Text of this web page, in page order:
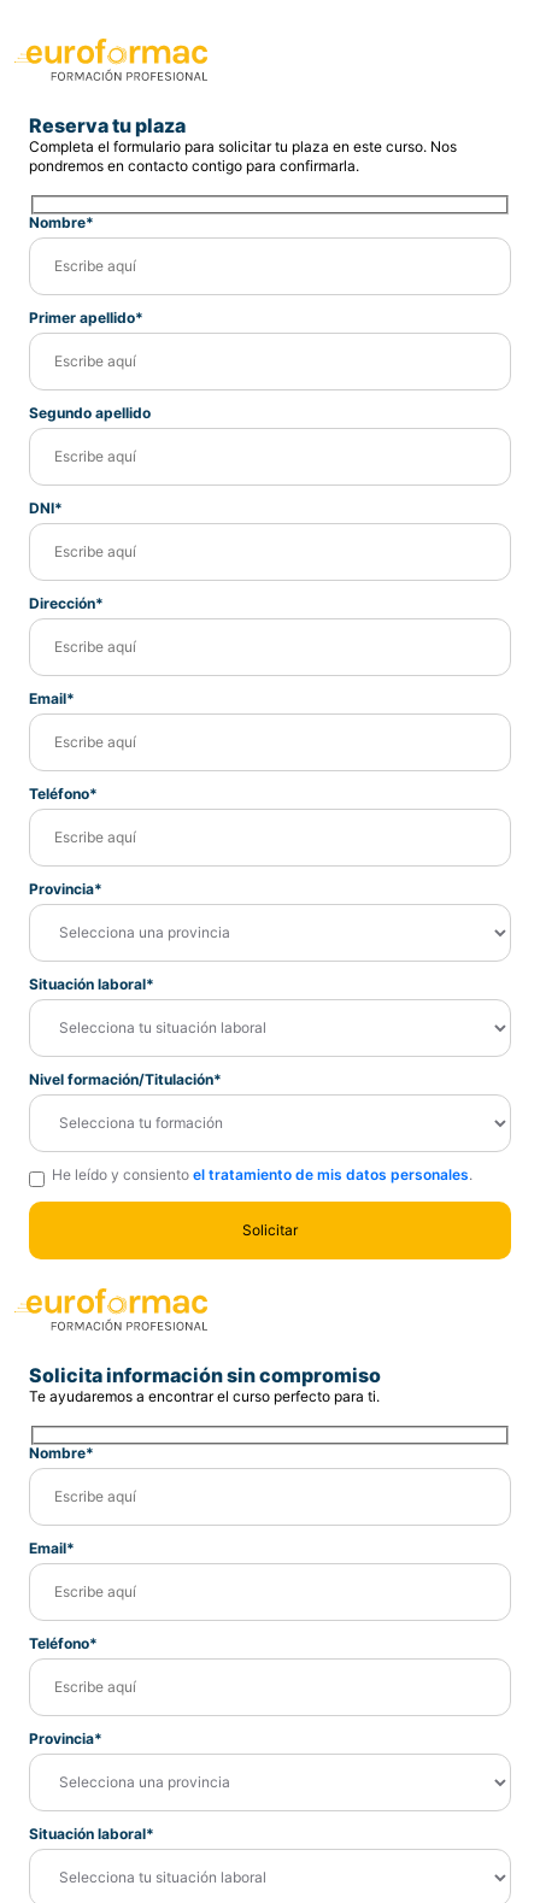
Reserva tu plaza
Completa el formulario para solicitar tu plaza en este curso. Nos
pondremos en contacto contigo para confirmarla.
Nombre*
Primer apellido*
Segundo apellido
DNI*
Dirección*
Email*
Teléfono*
Provincia*
Situación laboral*
Nivel formación/Titulación*
He leído y consiento el tratamiento de mis datos personales.
Solicita información sin compromiso
Te ayudaremos a encontrar el curso perfecto para ti.
Nombre*
Email*
Teléfono*
Provincia*
Situación laboral*